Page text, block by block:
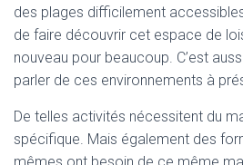
des plages difficilement
de faire découvrir cet espace de
nouveau pour beaucoup. C’est
parler de ces environnements à
De telles activités nécessitent du
spécifique. Mais également des